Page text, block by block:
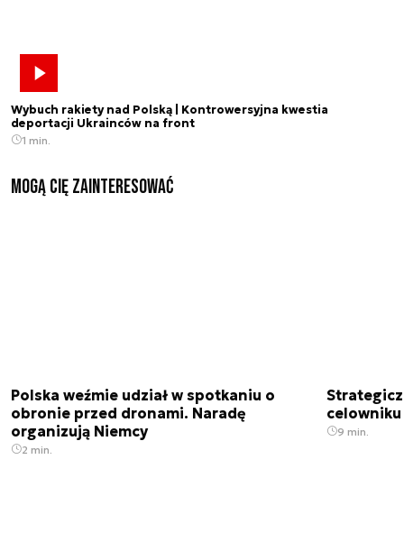
Wybuch rakiety nad Polską | Kontrowersyjna kwestia
deportacji Ukrainców na front
1 min.
Mogą Cię zainteresować
Polska weźmie udział w spotkaniu o
obronie przed dronami. Naradę
organizują Niemcy
2 min.
9 min.